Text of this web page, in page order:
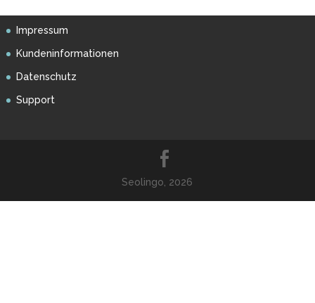
Impressum
Kundeninformationen
Datenschutz
Support
Seolingo, 2026